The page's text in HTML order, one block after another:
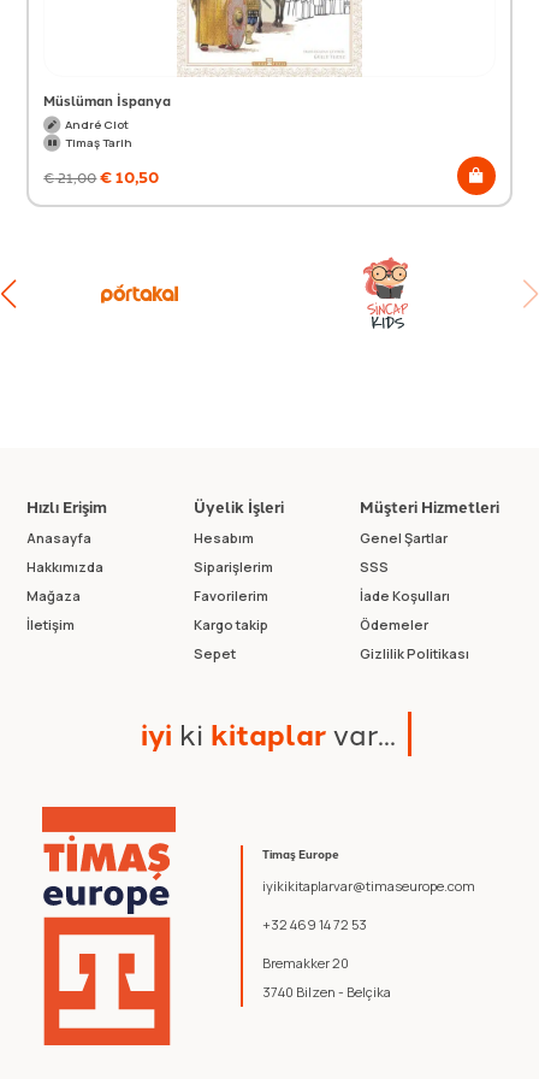
Müslüman İspanya
André Clot
Timaş Tarih
€21,00€10,50
Timaş Europe
iyikikitaplarvar@timaseurope.com
+32 469 14 72 53
Bremakker 20
3740 Bilzen - Belçika
Hızlı Erişim
Anasayfa
Hakkımızda
Mağaza
İletişim
Üyelik İşleri
Hesabım
Siparişlerim
Favorilerim
Kargo takip
Sepet
Müşteri Hizmetleri
Genel Şartlar
SSS
İade Koşulları
Ödemeler
Gizlilik Politikası
iyi ki kitaplarvar...